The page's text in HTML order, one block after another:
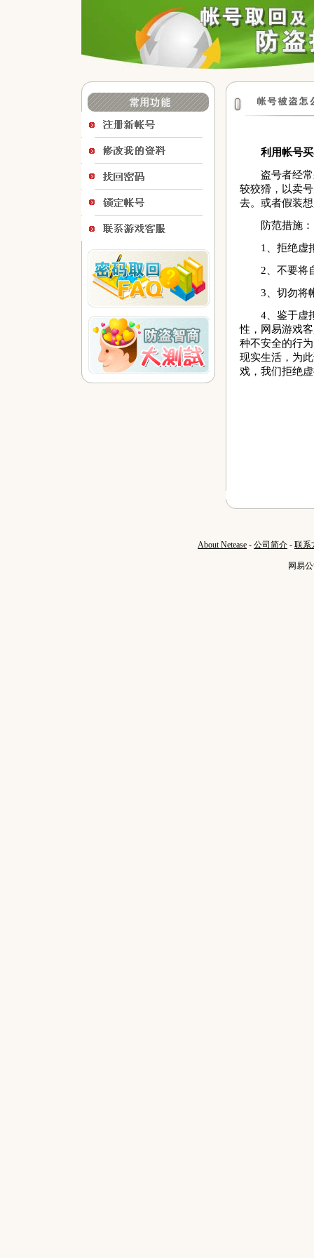
利用帐号买
盗号者经常
较狡猾，以卖
去。或者假装
防范措施：
1、拒绝虚拟
2、不要将自
3、切勿将帐
4、鉴于虚拟
性，网易游戏
种不安全的行
现实生活，为
戏，我们拒绝
About Netease - 公司简介 - 联系
网易